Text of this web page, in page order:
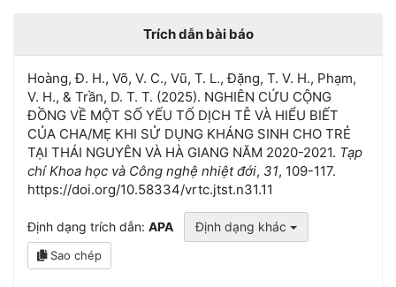
Trích dẫn bài báo
Hoàng, Đ. H., Võ, V. C., Vũ, T. L., Đặng, T. V. H., Phạm,
V. H., & Trần, D. T. T. (2025). NGHIÊN CỨU CỘNG
ĐỒNG VỀ MỘT SỐ YẾU TỐ DỊCH TỄ VÀ HIỂU BIẾT
CỦA CHA/MẸ KHI SỬ DỤNG KHÁNG SINH CHO TRẺ
TẠI THÁI NGUYÊN VÀ HÀ GIANG NĂM 2020-2021. Tạp
chí Khoa học và Công nghệ nhiệt đới, 31, 109-117.
https://doi.org/10.58334/vrtc.jtst.n31.11
Định dạng trích dẫn: APA Định dạng khác
Sao chép